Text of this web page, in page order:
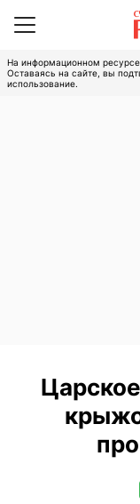
На информационном
Оставаясь на сайте, вы
использование.